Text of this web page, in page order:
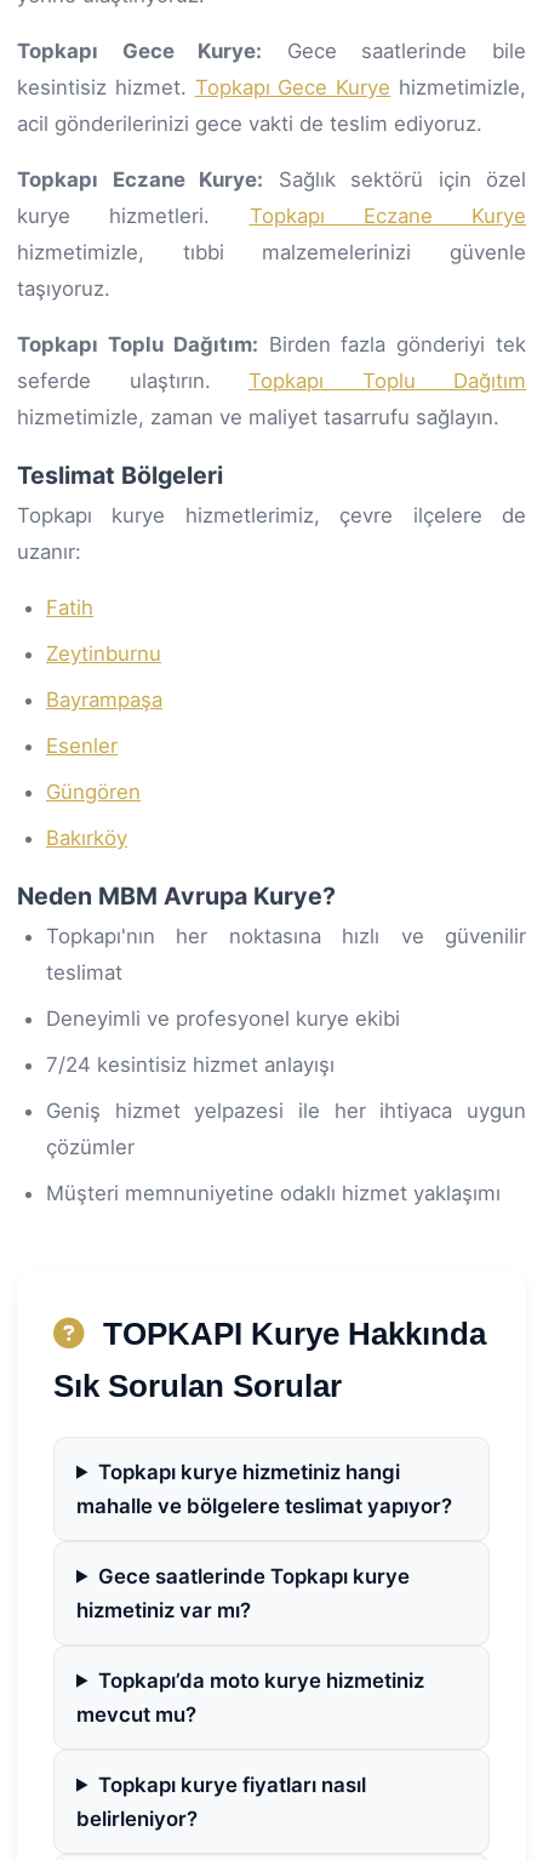
Topkapı Gece Kurye: Gece saatlerinde bile
kesintisiz hizmet. Topkapı Gece Kurye hizmetimizle,
acil gönderilerinizi gece vakti de teslim ediyoruz.
Topkapı Eczane Kurye: Sağlık sektörü için özel
kurye hizmetleri. Topkapı Eczane Kurye
hizmetimizle, tıbbi malzemelerinizi güvenle
taşıyoruz.
Topkapı Toplu Dağıtım: Birden fazla gönderiyi tek
seferde ulaştırın. Topkapı Toplu Dağıtım
hizmetimizle, zaman ve maliyet tasarrufu sağlayın.
Teslimat Bölgeleri
Topkapı kurye hizmetlerimiz, çevre ilçelere de
uzanır:
Fatih
Zeytinburnu
Bayrampaşa
Esenler
Güngören
Bakırköy
Neden MBM Avrupa Kurye?
Topkapı'nın her noktasına hızlı ve güvenilir
teslimat
Deneyimli ve profesyonel kurye ekibi
7/24 kesintisiz hizmet anlayışı
Geniş hizmet yelpazesi ile her ihtiyaca uygun
çözümler
Müşteri memnuniyetine odaklı hizmet yaklaşımı
TOPKAPI Kurye Hakkında
Sık Sorulan Sorular
Topkapı kurye hizmetiniz hangi
mahalle ve bölgelere teslimat yapıyor?
Gece saatlerinde Topkapı kurye
hizmetiniz var mı?
Topkapı’da moto kurye hizmetiniz
mevcut mu?
Topkapı kurye fiyatları nasıl
belirleniyor?